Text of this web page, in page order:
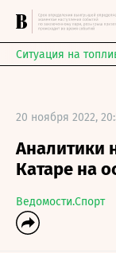
Ситуация на
20 ноября 2022,
Аналитики
Катаре на
Ведомости.Спорт